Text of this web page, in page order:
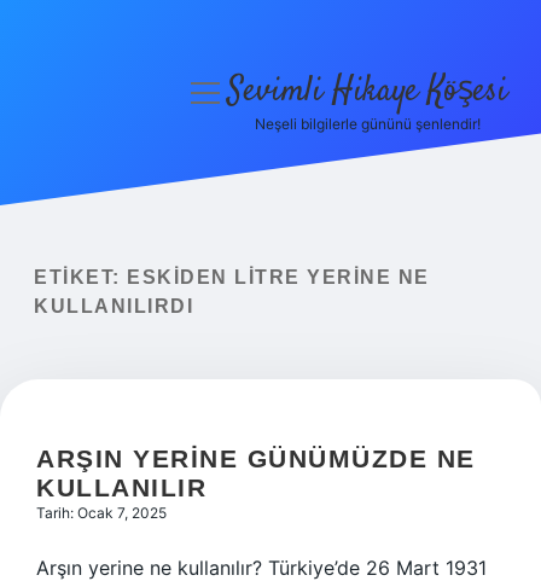
Yasal Uyarı
menüyüSevimli Hikaye Köşesi
Neşeli bilgilerle gününü şenlendir!
ETIKET:
ESKIDEN LITRE YERINE NE
KULLANILIRDI
ARŞIN YERINE GÜNÜMÜZDE NE
KULLANILIR
Tarih: Ocak 7, 2025
Arşın yerine ne kullanılır? Türkiye’de 26 Mart 1931